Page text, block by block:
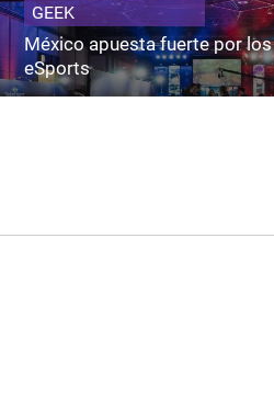
GEEK
México apuesta fuerte por los
eSports